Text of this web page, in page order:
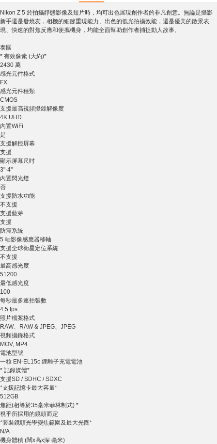
Nikon Z 5 於拍攝靜態影像及短片時，均可出色展現創作者的非凡創意。無論是攝影
新手還是發燒友，相機的細節重現能力、出色的低光拍攝效能，還是優美的散景表
現、快速的對焦反應和便攜機身，均能全面幫助創作者捕捉動人故事。
泰國
* 有效像素 (大約)*
2430 萬
感光元件格式
FX
感光元件種類
CMOS
支援最高視頻攝錄解像度
4K UHD
內置WiFi
是
支援解控屏幕
支援
顯示屏幕尺吋
3"-4"
內置閃光燈
否
支援防水功能
不支援
支援藍芽
支援
防震系統
5 軸影像感應器移軸
支援全球衛星定位系統
不支援
最高感光度
51200
最低感光度
100
每秒最多連拍張數
4.5 fps
照片檔案格式
RAW、RAW & JPEG、JPEG
視頻攝錄格式
MOV, MP4
電池型號
一粒 EN-EL15c 鋰離子充電電池
* 記錄媒體*
支援SD / SDHC / SDXC
*支援記憶卡最大容量*
512GB
焦距(相等於35毫米菲林制式) *
視乎所採用的鏡頭而定
*套裝鏡頭光學變焦範圍及最大光圈*
N/A
機身體積 (闊x高x深 毫米)